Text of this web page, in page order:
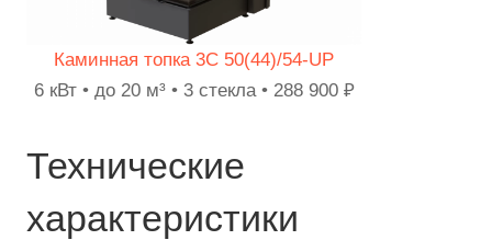
Каминная топка 3C 50(44)/54-UP
6 кВт • до 20 м³ • 3 стекла • 288 900 ₽
Технические
характеристики